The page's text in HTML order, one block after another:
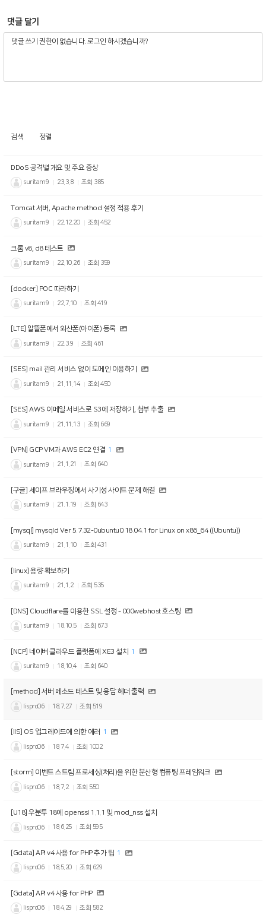
댓글 달기
검색 정렬
DDoS 공격별 개요 및 주요 증상
suritam9 23.3.8 조회 385
Tomcat 서버, Apache method 설정 적용 후기
suritam9 22.12.20 조회452
크롬 v8, d8 테스트
suritam9 22.10.26 조회 359
[docker] POC 따라하기
suritam9 22.7.10 조회 419
[LTE] 알뜰폰에서 외산폰(아이폰) 등록
suritam9 22.3.9 조회461
[SES] mail 관리 서비스 없이 도메인 이용하기
suritam9 21.11.14 조회450
[SES] AWS 이메일 서비스로 S3에 저장하기, 첨부 추출
suritam9 21.11.13 조회 669
[VPN] GCP VM과 AWS EC2 연결 1
suritam9 21.1.21 조회 640
[구글] 세이프 브라우징에서 사기성 사이트 문제 해결
suritam9 21.1.19 조회 643
[mysql] mysqld Ver 5.7.32-0ubuntu0.18.04.1 for Linux on x86_64 ((Ubuntu))
suritam9 21.1.10 조회 431
[linux] 용량 확보하기
suritam9 21.1.2 조회 535
[DNS] Cloudflare를 이용한 SSL 설정 - 000webhost 호스팅
suritam9 18.10.5 조회 673
[NCP] 네이버 클라우드 플랫폼에 XE3 설치 1
suritam9 18.10.4 조회 640
[method] 서버 메소드 테스트 및 응답 헤더 출력
lispro06 18.7.27 조회 519
[IIS] OS 업그레이드에 의한 에러 1
lispro06 18.7.4 조회 1002
[storm] 이벤트 스트림 프로세싱(처리)을 위한 분산형 컴퓨팅 프레임워크
lispro06 18.7.2 조회 550
[U18] 우분투 18에 openssl 1.1.1 및 mod_nss 설치
lispro06 18.6.25 조회 595
[Gdata] API v4 사용 for PHP 추가 팁 1
lispro06 18.5.20 조회 629
[Gdata] API v4 사용 for PHP
lispro06 18.4.29 조회 582